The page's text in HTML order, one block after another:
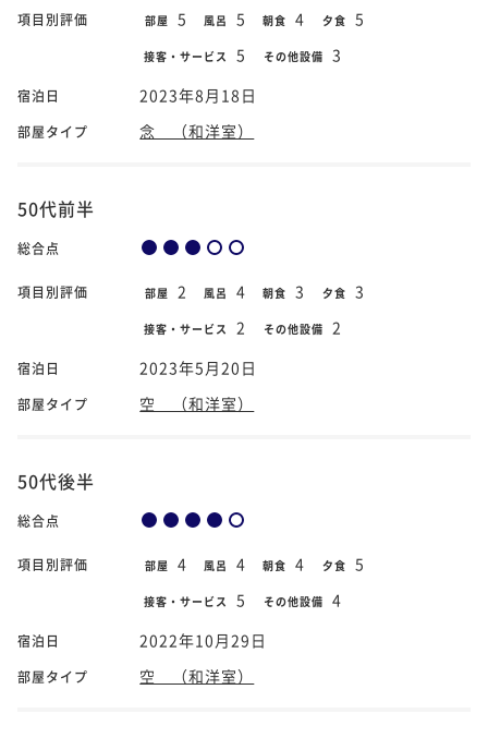
項目別評価 部屋 5 風呂 5 朝食 4 夕食 5
接客・サービス 5 その他設備 3
宿泊日 2023年8月18日
部屋タイプ 念 （和洋室）
50代前半
総合点
項目別評価 部屋 2 風呂 4 朝食 3 夕食 3
接客・サービス 2 その他設備 2
宿泊日 2023年5月20日
部屋タイプ 空 （和洋室）
50代後半
総合点
項目別評価 部屋 4 風呂 4 朝食 4 夕食 5
接客・サービス 5 その他設備 4
宿泊日 2022年10月29日
部屋タイプ 空 （和洋室）